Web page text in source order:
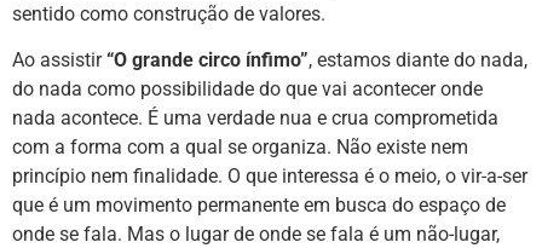
sentido como construção de valores.
Ao assistir“O grande circo ínfimo”, estamos diante do nada,
do nada como possibilidade do que vai acontecer onde
nada acontece. É uma verdade nua e crua comprometida
com a forma com a qual se organiza. Não existe nem
princípio nem finalidade. O que interessa é o meio, o vir-a-ser
que é um movimento permanente em busca do espaço de
onde se fala. Mas o lugar de onde se fala é um não-lugar,